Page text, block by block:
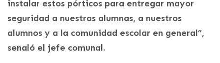
instalar estos pórticos para entregar mayor
seguridad a nuestras alumnas, a nuestros
alumnos y a la comunidad escolar en general”,
señaló el jefe comunal.